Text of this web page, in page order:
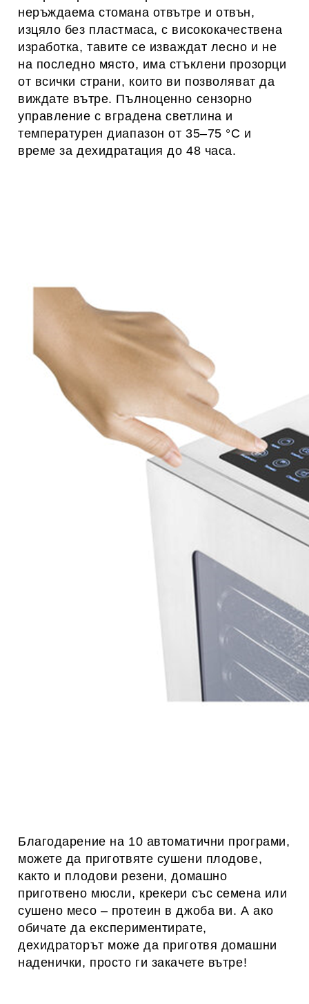
неръждаема стомана отвътре и отвън,
изцяло без пластмаса, с висококачествена
изработка, тавите се изваждат лесно и не
на последно място, има стъклени прозорци
от всички страни, които ви позволяват да
виждате вътре. Пълноценно сензорно
управление с вградена светлина и
температурен диапазон от 35–75 °C и
време за дехидратация до 48 часа.
Благодарение на 10 автоматични програми,
можете да приготвяте сушени плодове,
както и плодови резени, домашно
приготвено мюсли, крекери със семена или
сушено месо – протеин в джоба ви. А ако
обичате да експериментирате,
дехидраторът може да приготвя домашни
наденички, просто ги закачете вътре!